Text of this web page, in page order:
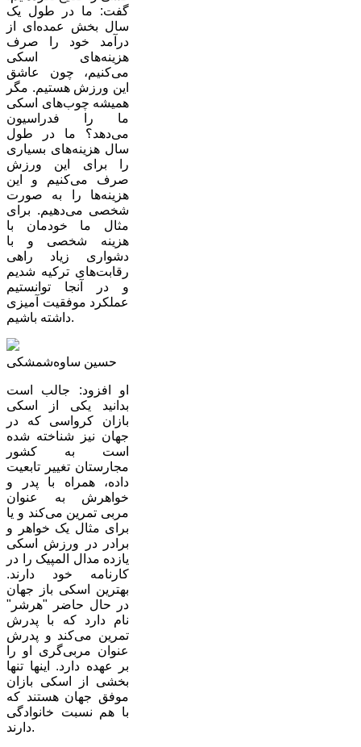
گفت: ما در طول یک
سال بخش عمده‌ای از
درآمد خود را صرف
هزینه‌های اسکی
می‌کنیم، چون عاشق
این ورزش هستیم. مگر
همیشه چوب‌های اسکی
ما را فدراسیون
می‌دهد؟ ما در طول
سال هزینه‌های بسیاری
را برای این ورزش
صرف می‌کنیم و این
هزینه‌ها را به صورت
شخصی می‌دهیم. برای
مثال ما خودمان با
هزینه شخصی و با
دشواری زیاد راهی
رقابت‌های ترکیه شدیم
و در آنجا توانستیم
عملکرد موفقیت آمیزی
داشته باشیم.
حسین ساوه‌شمشکی
او افزود: جالب است
بدانید یکی از اسکی
بازان کرواسی که در
جهان نیز شناخته شده
است به کشور
مجارستان تغییر تابعیت
داده، همراه با پدر و
خواهرش به عنوان
مربی تمرین می‌کند و یا
برای مثال یک خواهر و
برادر در ورزش اسکی
یازده مدال المپیک را در
کارنامه خود دارند.
بهترین اسکی باز جهان
در حال حاضر "هرشر"
نام دارد که با پدرش
تمرین می‌کند و پدرش
عنوان مربی‌گری او را
بر عهده دارد. اینها تنها
بخشی از اسکی بازان
موفق جهان هستند که
با هم نسبت خانوادگی
دارند.